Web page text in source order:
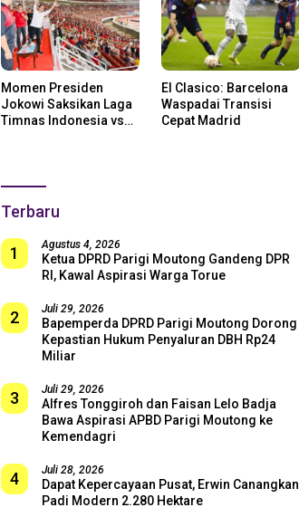
Momen Presiden
Jokowi Saksikan Laga
Timnas Indonesia vs
El Clasico: Barcelona
Waspadai Transisi
Cepat Madrid
Terbaru
1 Agustus 4, 2026
Ketua DPRD Parigi Moutong Gandeng DPR
RI, Kawal Aspirasi Warga Torue
2 Juli 29, 2026
Bapemperda DPRD Parigi Moutong Dorong
Kepastian Hukum Penyaluran DBH Rp24
Miliar
3 Juli 29, 2026
Alfres Tonggiroh dan Faisan Lelo Badja
Bawa Aspirasi APBD Parigi Moutong ke
Kemendagri
4 Juli 28, 2026
Dapat Kepercayaan Pusat, Erwin Canangkan
Padi Modern 2.280 Hektare